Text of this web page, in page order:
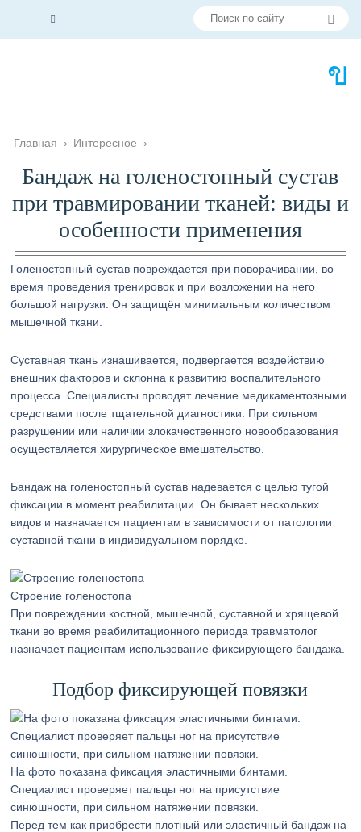
Главная › Интересное ›
Бандаж на голеностопный сустав
при травмировании тканей: виды и
особенности применения
Голеностопный сустав повреждается при поворачивании, во
время проведения тренировок и при возложении на него
большой нагрузки. Он защищён минимальным количеством
мышечной ткани.
Суставная ткань изнашивается, подвергается воздействию
внешних факторов и склонна к развитию воспалительного
процесса. Специалисты проводят лечение медикаментозными
средствами после тщательной диагностики. При сильном
разрушении или наличии злокачественного новообразования
осуществляется хирургическое вмешательство.
Бандаж на голеностопный сустав надевается с целью тугой
фиксации в момент реабилитации. Он бывает нескольких
видов и назначается пациентам в зависимости от патологии
суставной ткани в индивидуальном порядке.
Строение голеностопа
При повреждении костной, мышечной, суставной и хрящевой
ткани во время реабилитационного периода травматолог
назначает пациентам использование фиксирующего бандажа.
Подбор фиксирующей повязки
На фото показана фиксация эластичными бинтами.
Специалист проверяет пальцы ног на присутствие
синюшности, при сильном натяжении повязки.
Перед тем как приобрести плотный или эластичный бандаж на